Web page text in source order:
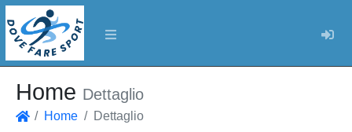
Home Dettaglio
Home Dettaglio